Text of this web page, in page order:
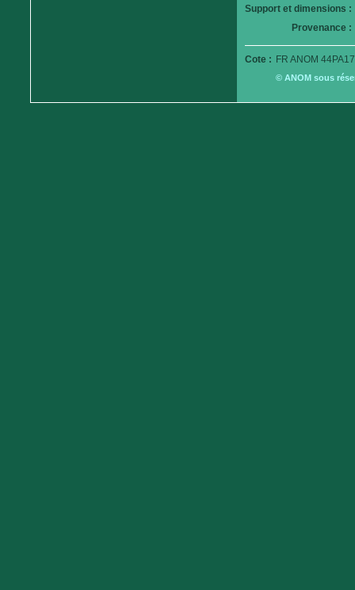
Support et dimensions :
Provenance :
Cote : FR ANOM
© ANOM sous